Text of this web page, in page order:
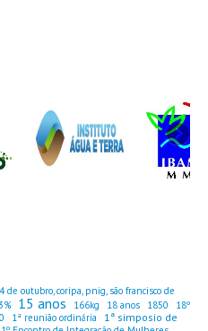
de outubro, coripa, pnig, são francisco de
15 anos 166kg 18 anos 1850
18º
1ª reunião ordinária
1ª simposio de